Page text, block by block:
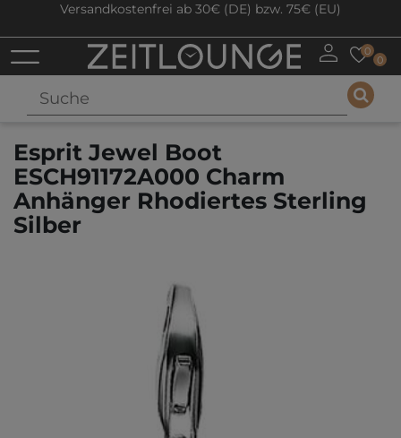
Versandkostenfrei ab 30€ (DE) bzw. 75€ (EU)
0
0
Esprit Jewel Boot
ESCH91172A000 Charm
Anhänger Rhodiertes Sterling
Silber